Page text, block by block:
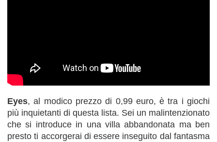
Eyes, al modico prezzo di 0,99 euro, è tra i giochi
più inquietanti di questa lista. Sei un malintenzionato
che si introduce in una villa abbandonata ma ben
presto ti accorgerai di essere inseguito dal fantasma